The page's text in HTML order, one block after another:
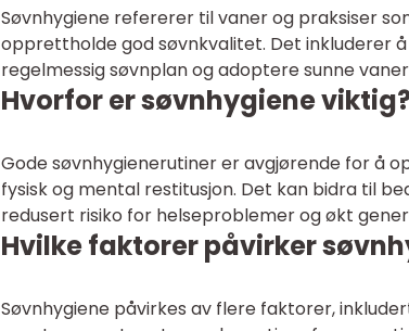
Søvnhygiene refererer til vaner og praksiser
opprettholde god søvnkvalitet. Det inkluderer
regelmessig søvnplan og adoptere sunne
Hvorfor er søvnhygiene
Gode søvnhygienerutiner er avgjørende for å
fysisk og mental restitusjon. Det kan bidra til
redusert risiko for helseproblemer og økt
Hvilke faktorer påvirker
Søvnhygiene påvirkes av flere faktorer,